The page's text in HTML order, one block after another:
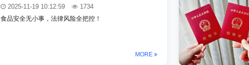
2025-11-19 10:12:59
1734
食品安全无小事，法律风险全把控！
MORE